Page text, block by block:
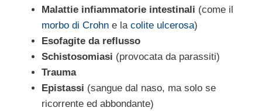
Malattie infiammatorie intestinali (come il
morbo di Crohn e la colite ulcerosa)
Esofagite da reflusso
Schistosomiasi (provocata da parassiti)
Trauma
Epistassi (sangue dal naso, ma solo se
ricorrente ed abbondante)